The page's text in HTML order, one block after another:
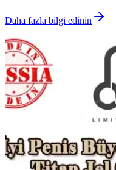
Daha fazla bilgi edinin